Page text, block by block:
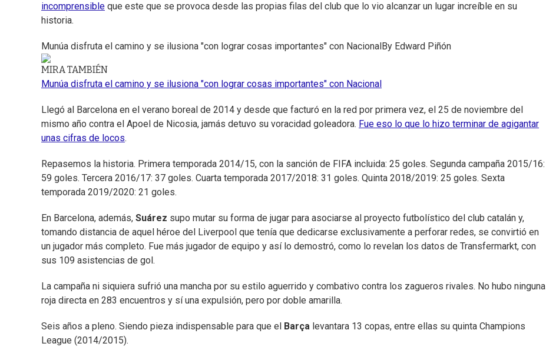
incomprensible que este que se provoca desde las propias filas del club que lo vio alcanzar un lugar increíble en su
historia.
Munúa disfruta el camino y se ilusiona "con lograr cosas importantes" con Nacional By Edward Piñón
MIRA TAMBIÉN
Munúa disfruta el camino y se ilusiona "con lograr cosas importantes" con Nacional
Llegó al Barcelona en el verano boreal de 2014 y desde que facturó en la red por primera vez, el 25 de noviembre del
mismo año contra el Apoel de Nicosia, jamás detuvo su voracidad goleadora. Fue eso lo que lo hizo terminar de agigantar
unas cifras de locos.
Repasemos la historia. Primera temporada 2014/15, con la sanción de FIFA incluida: 25 goles. Segunda campaña 2015/16:
59 goles. Tercera 2016/17: 37 goles. Cuarta temporada 2017/2018: 31 goles. Quinta 2018/2019: 25 goles. Sexta
temporada 2019/2020: 21 goles.
En Barcelona, además, Suárez supo mutar su forma de jugar para asociarse al proyecto futbolístico del club catalán y,
tomando distancia de aquel héroe del Liverpool que tenía que dedicarse exclusivamente a perforar redes, se convirtió en
un jugador más completo. Fue más jugador de equipo y así lo demostró, como lo revelan los datos de Transfermarkt, con
sus 109 asistencias de gol.
La campaña ni siquiera sufrió una mancha por su estilo aguerrido y combativo contra los zagueros rivales. No hubo ninguna
roja directa en 283 encuentros y sí una expulsión, pero por doble amarilla.
Seis años a pleno. Siendo pieza indispensable para que el Barça levantara 13 copas, entre ellas su quinta Champions
League (2014/2015).